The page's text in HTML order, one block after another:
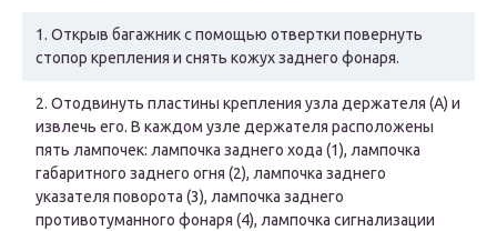
1. Открыв багажник с помощью отвертки повернуть
стопор крепления и снять кожух заднего фонаря.
2. Отодвинуть пластины крепления узла держателя (А) и
извлечь его. В каждом узле держателя расположены
пять лампочек: лампочка заднего хода (1), лампочка
габаритного заднего огня (2), лампочка заднего
указателя поворота (3), лампочка заднего
противотуманного фонаря (4), лампочка сигнализации